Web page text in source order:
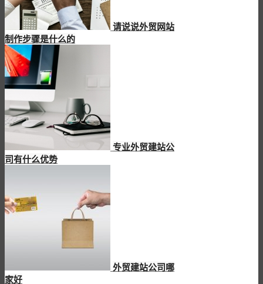
请说说外贸网站
制作步骤是什么的
专业外贸建站公
司有什么优势
外贸建站公司哪
家好